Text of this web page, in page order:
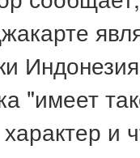
"имеет
и